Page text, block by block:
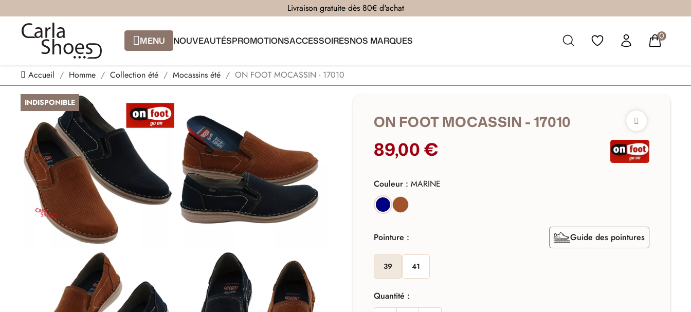
Livraison gratuite dès 80€ d'achat
MENU NOUVEAUTÉSPROMOTIONSACCESSOIRESNOS MARQUES 0
Accueil Homme Collection été Mocassins été ON FOOT MOCASSIN - 17010
INDISPONIBLE
ON FOOT MOCASSIN - 17010
89,00 €
Couleur :MARINE
MARINECUERO
Pointure : Guide des pointures
39 41
Quantité :